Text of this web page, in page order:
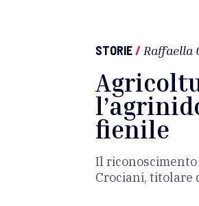
STORIE/ Raffaella
fienile
Il riconoscimento
Crociani, titolare